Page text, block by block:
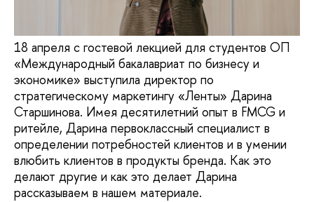
18 апреля с гостевой лекцией для студентов ОП
«Международный бакалавриат по бизнесу и
экономике» выступила директор по
стратегическому маркетингу «Ленты» Дарина
Старшинова. Имея десятилетний опыт в FMCG и
ритейле, Дарина первоклассный специалист в
определении потребностей клиентов и в умении
влюбить клиентов в продукты бренда. Как это
делают другие и как это делает Дарина
рассказываем в нашем материале.